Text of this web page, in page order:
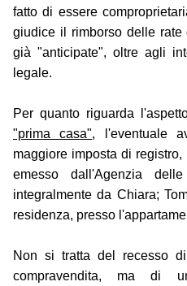
fatto di essere
giudice il rimborso delle
già "anticipate", oltre agli
legale.
Per quanto riguarda
"prima casa", l'eventuale
maggiore imposta di
emesso dall'Agenzia
integralmente da Chiara;
residenza, presso
Non si tratta del recesso
compravendita, ma di